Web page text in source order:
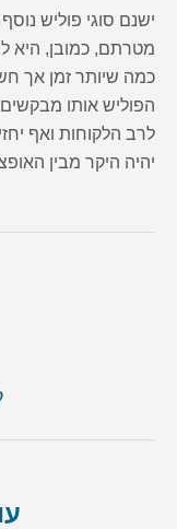
ישנם סוגי פוליש
מטרתם, כמובן, היא
כמה שיותר זמן אך
הפוליש אותו
לרב הלקוחות ואף
יהיה היקר מבין